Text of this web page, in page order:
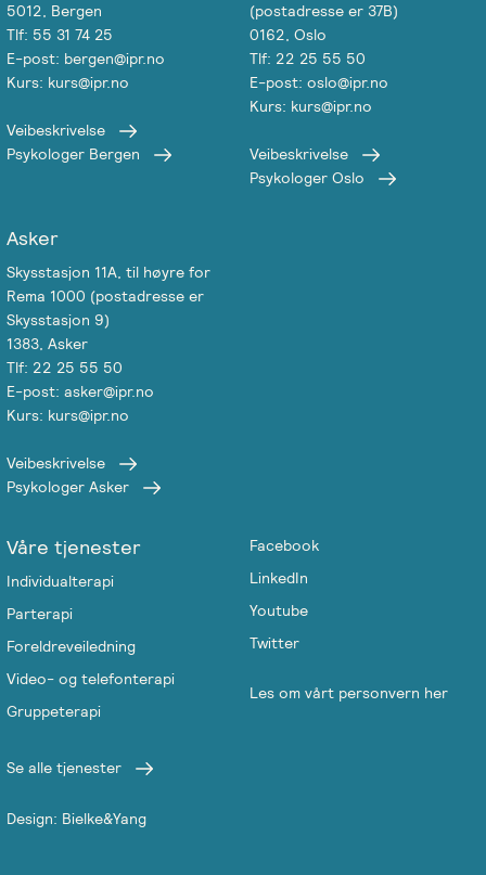
5012, Bergen
Tlf: 55 31 74 25
E-post: bergen@ipr.no
Kurs: kurs@ipr.no
Veibeskrivelse
Psykologer Bergen
(postadresse er 37B)
0162, Oslo
Tlf: 22 25 55 50
E-post: oslo@ipr.no
Kurs: kurs@ipr.no
Veibeskrivelse
Psykologer Oslo
Asker
Skysstasjon 11A, til høyre for
Rema 1000 (postadresse er
Skysstasjon 9)
1383, Asker
Tlf: 22 25 55 50
E-post: asker@ipr.no
Kurs: kurs@ipr.no
Veibeskrivelse
Psykologer Asker
Våre tjenester
Individualterapi
Parterapi
Foreldreveiledning
Video- og telefonterapi
Gruppeterapi
Se alle tjenester
Facebook
LinkedIn
Youtube
Twitter
Les om vårt personvern her
Design: Bielke&Yang